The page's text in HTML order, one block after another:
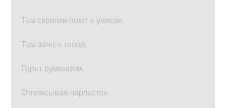
Там скрипки поют в унисон,
Там заяц в танце
Горит румянцем,
Отплясывая чарльстон.